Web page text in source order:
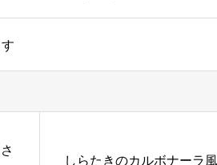
しらたきのカルボナーラ風